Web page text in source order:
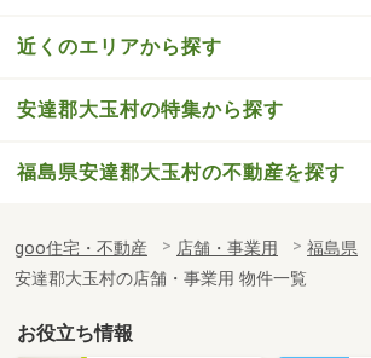
近くのエリアから探す
安達郡大玉村の特集から探す
福島県安達郡大玉村の不動産を探す
goo住宅・不動産 店舗・事業用
福島県
安達郡大玉村の店舗・事業用 物件一覧
お役立ち情報